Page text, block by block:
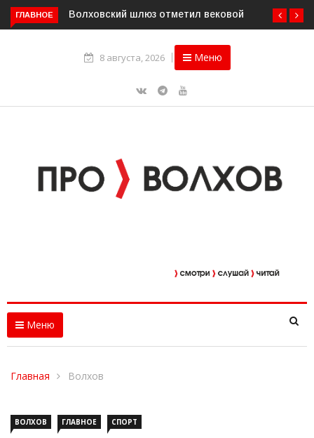
ГЛАВНОЕ Волховский шлюз отметил вековой юбилей
8 августа, 2026 Меню
Меню
Главная Волхов
ВОЛХОВ ГЛАВНОЕ СПОРТ